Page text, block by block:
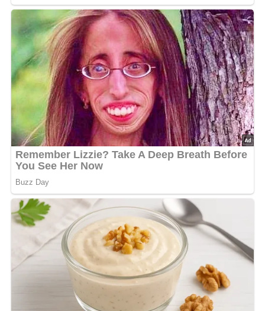
Die Zubereitung ist denkbar einfach: erst diePilze
dünsten, dann alles in der Pfanne schmurgeln lassen
und am Ende mit Petersilie bestreuen. Fertig ist ein
Gericht, das man direkt aus der Pfanne heraus verputzen
möchte.